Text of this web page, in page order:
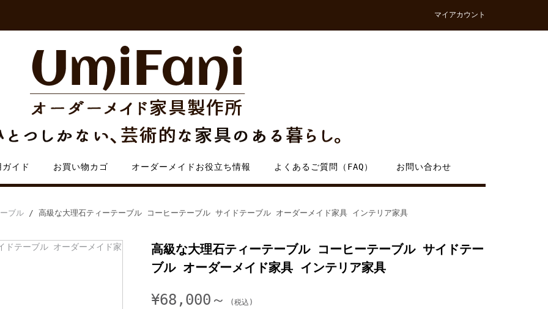
マイアカウント
イド お買い物カゴ オーダーメイドお役立ち情報 よくあるご質問（FAQ） お問い合わせ
ブル / 高級な大理石ティーテーブル コーヒーテーブル サイドテーブル オーダーメイド家具 インテリア家具
高級な大理石ティーテーブル コーヒーテーブル サイドテー
ブル オーダーメイド家具 インテリア家具
¥68,000～